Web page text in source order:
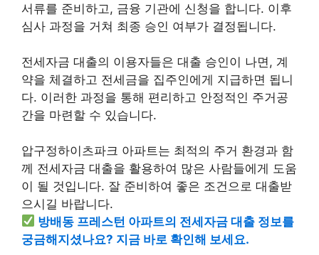
서류를 준비하고, 금융 기관에 신청을 합니다. 이후
심사 과정을 거쳐 최종 승인 여부가 결정됩니다.
전세자금 대출의 이용자들은 대출 승인이 나면, 계
약을 체결하고 전세금을 집주인에게 지급하면 됩니
다. 이러한 과정을 통해 편리하고 안정적인 주거공
간을 마련할 수 있습니다.
압구정하이츠파크 아파트는 최적의 주거 환경과 함
께 전세자금 대출을 활용하여 많은 사람들에게 도움
이 될 것입니다. 잘 준비하여 좋은 조건으로 대출받
으시길 바랍니다.
방배동 프레스턴 아파트의 전세자금 대출 정보를
궁금해지셨나요? 지금 바로 확인해 보세요.